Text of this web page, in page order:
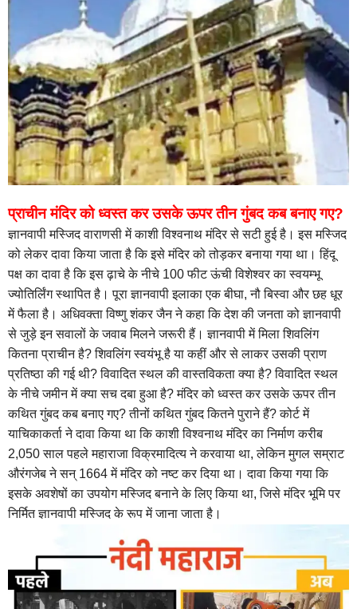
प्राचीन मंदिर को ध्वस्त कर उसके ऊपर तीन गुंबद कब बनाए गए?
ज्ञानवापी मस्जिद वाराणसी में काशी विश्वनाथ मंदिर से सटी हुई है। इस मस्जिद
को लेकर दावा किया जाता है कि इसे मंदिर को तोड़कर बनाया गया था। हिंदू
पक्ष का दावा है कि इस ढ़ाचे के नीचे 100 फीट ऊंची विशेश्वर का स्वयम्भू
ज्योतिर्लिंग स्थापित है। पूरा ज्ञानवापी इलाका एक बीघा, नौ बिस्वा और छह धूर
में फैला है। अधिवक्ता विष्णु शंकर जैन ने कहा कि देश की जनता को ज्ञानवापी
से जुड़े इन सवालों के जवाब मिलने जरूरी हैं। ज्ञानवापी में मिला शिवलिंग
कितना प्राचीन है? शिवलिंग स्वयंभू है या कहीं और से लाकर उसकी प्राण
प्रतिष्ठा की गई थी? विवादित स्थल की वास्तविकता क्या है? विवादित स्थल
के नीचे जमीन में क्या सच दबा हुआ है? मंदिर को ध्वस्त कर उसके ऊपर तीन
कथित गुंबद कब बनाए गए? तीनों कथित गुंबद कितने पुराने हैं? कोर्ट में
याचिकाकर्ता ने दावा किया था कि काशी विश्वनाथ मंदिर का निर्माण करीब
2,050 साल पहले महाराजा विक्रमादित्य ने करवाया था, लेकिन मुगल सम्राट
औरंगजेब ने सन् 1664 में मंदिर को नष्ट कर दिया था। दावा किया गया कि
इसके अवशेषों का उपयोग मस्जिद बनाने के लिए किया था, जिसे मंदिर भूमि पर
निर्मित ज्ञानवापी मस्जिद के रूप में जाना जाता है।